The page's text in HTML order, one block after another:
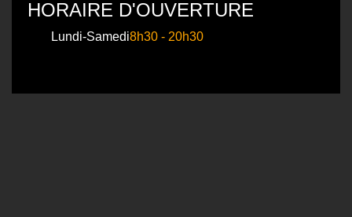
HORAIRE D'OUVERTURE
Lundi-Samedi8h30 - 20h30